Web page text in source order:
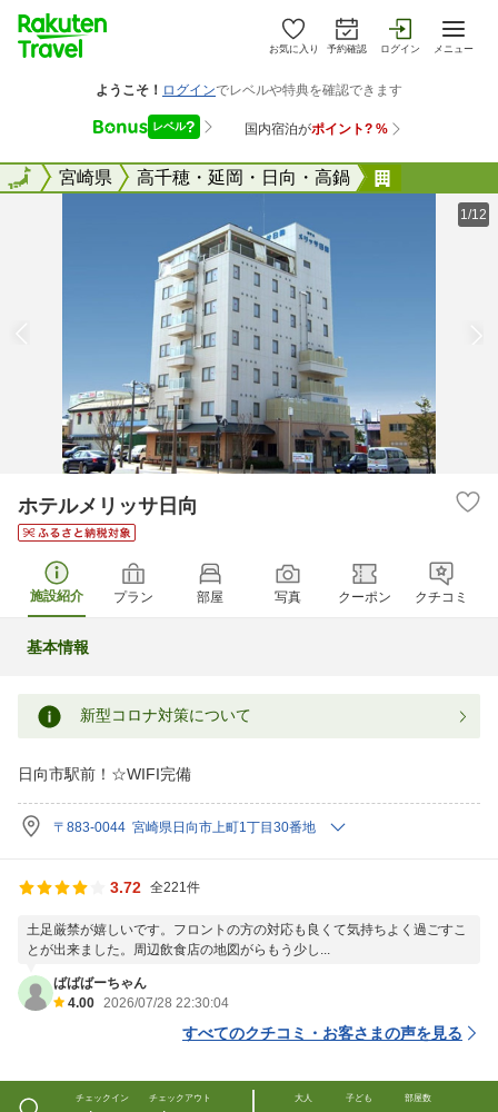
お気に入り 予約確認 ログイン メニュー
全国宮崎県 高千穂・延岡・日向・高鍋
全国
1/12
ホテルメリッサ日向
施設紹介 プラン 部屋 写真 クーポン クチコミ
基本情報
新型コロナ対策について
日向市駅前！☆WIFI完備
〒883-0044 宮崎県日向市上町1丁目30番地
3.72 全221件
土足厳禁が嬉しいです。フロントの方の対応も良くて気持ちよく過ごすこ
とが出来ました。周辺飲食店の地図がらもう少し...
ばばばーちゃん
4.00 2026/07/28 22:30:04
すべてのクチコミ・お客さまの声を見る
チェックイン チェックアウト 大人 子ども 部屋数